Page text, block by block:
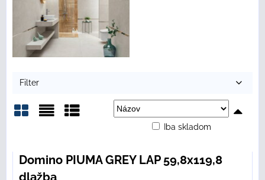
Filter
Iba skladom
Domino PIUMA GREY LAP 59,8x119,8
dlažba